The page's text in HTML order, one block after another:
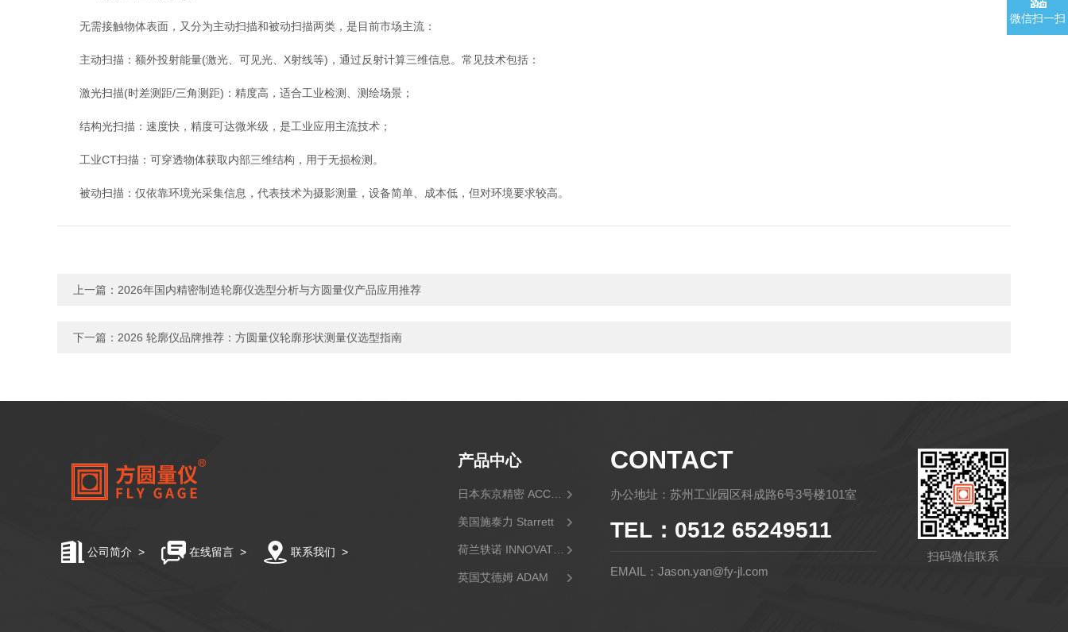
无需接触物体表面，又分为主动扫描和被动扫描两类，是目前市场主流：
‌主动扫描‌：额外投射能量(激光、可见光、X射线等)，通过反射计算三维信息。常见技术包括：
激光扫描(时差测距/三角测距)：精度高，适合工业检测、测绘场景；
结构光扫描：速度快，精度可达微米级，是工业应用主流技术；
工业CT扫描：可穿透物体获取内部三维结构，用于无损检测。
‌被动扫描‌：仅依靠环境光采集信息，代表技术为摄影测量，设备简单、成本低，但对环境要求较高。
上一篇： 2026年国内精密制造轮廓仪选型分析与方圆量仪产品应用推荐
下一篇： 2026 轮廓仪品牌推荐：方圆量仪轮廓形状测量仪选型指南
公司简介 > 在线留言 > 联系我们 >
产品中心
美国施泰力 Starrett
英国艾德姆 ADAM
CONTACT
办公地址：苏州工业园区科成路6号3号楼101室
TEL：0512 65249511
EMAIL：Jason.yan@fy-jl.com
扫码微信联系
微信扫一扫